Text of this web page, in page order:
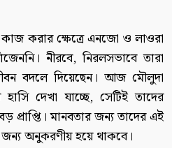
করার ক্ষেত্রে এনজো ও লাওরা
নীরবে, নিরলসভাবে তারা
বদলে দিয়েছেন। আজ মৌলুদা
দেখা যাচ্ছে, সেটিই তাদের
প্রাপ্তি। মানবতার জন্য তাদের এই
অনুকরণীয় হয়ে থাকবে।